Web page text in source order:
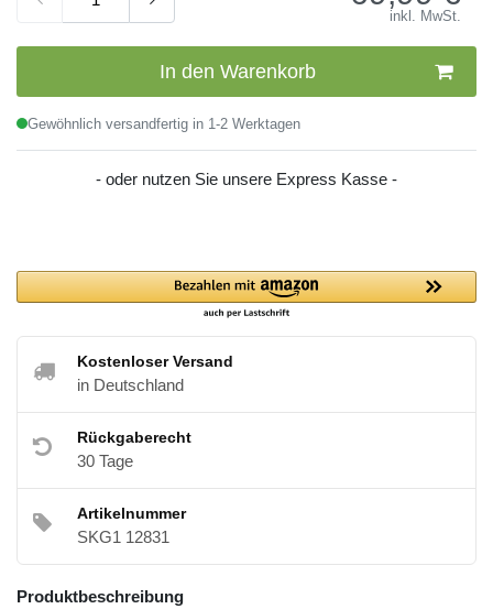
inkl. MwSt.
In den Warenkorb
Gewöhnlich versandfertig in 1-2 Werktagen
- oder nutzen Sie unsere Express Kasse -
Kostenloser Versand
in Deutschland
Rückgaberecht
30 Tage
Artikelnummer
SKG1 12831
Produktbeschreibung